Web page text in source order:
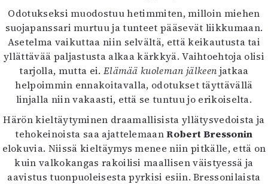
Odotukseksi muodostuu hetimmiten, milloin miehen
suojapanssari murtuu ja tunteet pääsevät liikkumaan.
Asetelma vaikuttaa niin selvältä, että keikautusta tai
yllättävää paljastusta alkaa kärkkyä. Vaihtoehtoja olisi
tarjolla, mutta ei. Elämää kuoleman jälkeen jatkaa
helpoimmin ennakoitavalla, odotukset täyttävällä
linjalla niin vakaasti, että se tuntuu jo erikoiselta.
Härön kieltäytyminen draamallisista yllätysvedoista ja
tehokeinoista saa ajattelemaanRobert Bressonin
elokuvia. Niissä kieltäymys menee niin pitkälle, että on
kuin valkokangas rakoilisi maallisen väistyessä ja
aavistus tuonpuoleisesta pyrkisi esiin. Bressonilaista